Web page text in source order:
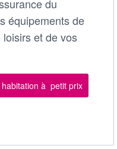
du
équipements de
et de vos
à petit prix